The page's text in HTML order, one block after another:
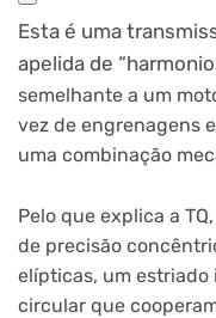
Esta é uma
apelida de
semelhante a um
vez de engrenagens
uma combinação
Pelo que explica a
de precisão
elípticas, um
circular que